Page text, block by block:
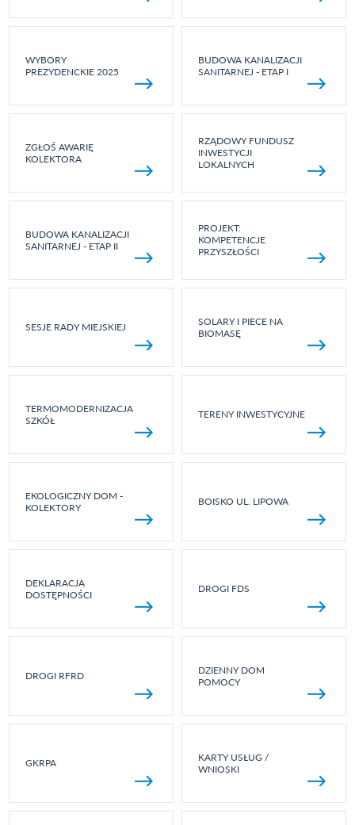
WYBORY
PREZYDENCKIE 2025
BUDOWA KANALIZACJI
SANITARNEJ - ETAP I
ZGŁOŚ AWARIĘ
KOLEKTORA
RZĄDOWY FUNDUSZ
INWESTYCJI
LOKALNYCH
BUDOWA KANALIZACJI
SANITARNEJ - ETAP II
PROJEKT:
KOMPETENCJE
PRZYSZŁOŚCI
SESJE RADY MIEJSKIEJ
SOLARY I PIECE NA
BIOMASĘ
TERMOMODERNIZACJA
SZKÓŁ
TERENY INWESTYCYJNE
EKOLOGICZNY DOM -
KOLEKTORY
BOISKO UL. LIPOWA
DEKLARACJA
DOSTĘPNOŚCI
DROGI FDS
DROGI RFRD
DZIENNY DOM
POMOCY
GKRPA
KARTY USŁUG /
WNIOSKI